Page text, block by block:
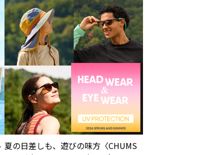
夏の日差しも、遊びの味方〈CHUMS